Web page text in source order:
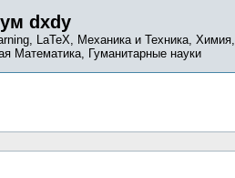
dxdy
LaTeX, Механика и Техника, Химия,
Математика, Гуманитарные науки